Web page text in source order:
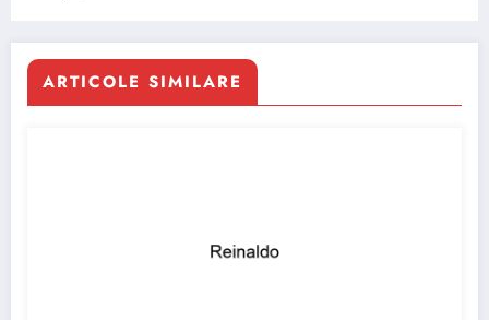
ARTICOLE SIMILARE